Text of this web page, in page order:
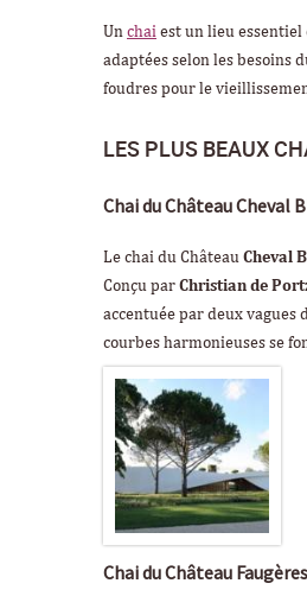
Un chai est un lieu essentiel
adaptées selon les besoins
foudres pour le
LES PLUS BEAUX
Chai du Château Cheval
Le chai du Château Cheval
Conçu par Christian de
accentuée par deux vagues
courbes harmonieuses se
Chai du Château Faugères